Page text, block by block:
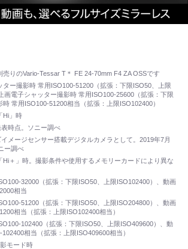
売りのVario-Tessar T＊ FE 24-70mm F4 ZA OSSです
ター撮影時 常用ISO100-51200（拡張：下限ISO50、上限
画電子シャッター撮影時 常用ISO100-25600（拡張：下限
時 常用ISO100-51200相当（拡張：上限ISO102400）
Hi」時
時点。ソニー調べ
メージセンサー搭載デジタルカメラとして。2019年7月
ー調べ
Hi＋」時。撮影条件や使用するメモリーカードにより異な
32000（拡張：下限ISO50、上限ISO102400）、動画
相当
51200（拡張：下限ISO50、上限ISO204800）、動画
相当（拡張：上限ISO102400相当）
102400（拡張：下限ISO50、上限ISO409600）、動
相当（拡張：上限ISO409600相当）
モード時